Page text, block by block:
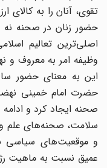
تقوى، آنان را به کالاى
حضور زنان در صحنه نه
اصلى‌ترین تعالیم
وظیفه امر به معروف و
این به معناى حضور
حضرت امام خمینى
صحنه ایجاد کرد و ادامه
سلامت، صحنه‌هاى علم و
و موقعیت‌هاى سیاسى
عمیق نسبت به ماهیت